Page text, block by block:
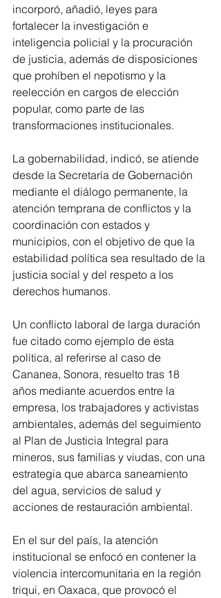
incorporó, añadió, leyes para
fortalecer la investigación e
inteligencia policial y la procuración
de justicia, además de disposiciones
que prohíben el nepotismo y la
reelección en cargos de elección
popular, como parte de las
transformaciones institucionales.
La gobernabilidad, indicó, se atiende
desde la Secretaría de Gobernación
mediante el diálogo permanente, la
atención temprana de conflictos y la
coordinación con estados y
municipios, con el objetivo de que la
estabilidad política sea resultado de la
justicia social y del respeto a los
derechos humanos.
Un conflicto laboral de larga duración
fue citado como ejemplo de esta
política, al referirse al caso de
Cananea, Sonora, resuelto tras 18
años mediante acuerdos entre la
empresa, los trabajadores y activistas
ambientales, además del seguimiento
al Plan de Justicia Integral para
mineros, sus familias y viudas, con una
estrategia que abarca saneamiento
del agua, servicios de salud y
acciones de restauración ambiental.
En el sur del país, la atención
institucional se enfocó en contener la
violencia intercomunitaria en la región
triqui, en Oaxaca, que provocó el